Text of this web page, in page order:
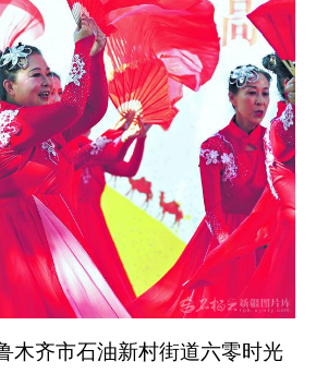
木齐市石油新村街道六零时光